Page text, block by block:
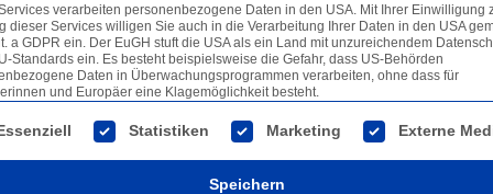
verarbeiten personenbezogene Daten in den USA. Mit Ihrer Einwilligung
dieser Services willigen Sie auch in die Verarbeitung Ihrer Daten in den USA
a GDPR ein. Der EuGH stuft die USA als ein Land mit unzureichendem
Standards ein. Es besteht beispielsweise die Gefahr, dass US-Behörden
Daten in Überwachungsprogrammen verarbeiten, ohne dass für
und Europäer eine Klagemöglichkeit besteht.
eine Liste der Service-Gruppen, für die eine
Statistiken Marketing Externe
Speichern